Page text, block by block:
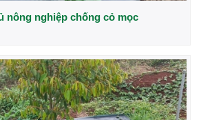
nông nghiệp chống cỏ mọc